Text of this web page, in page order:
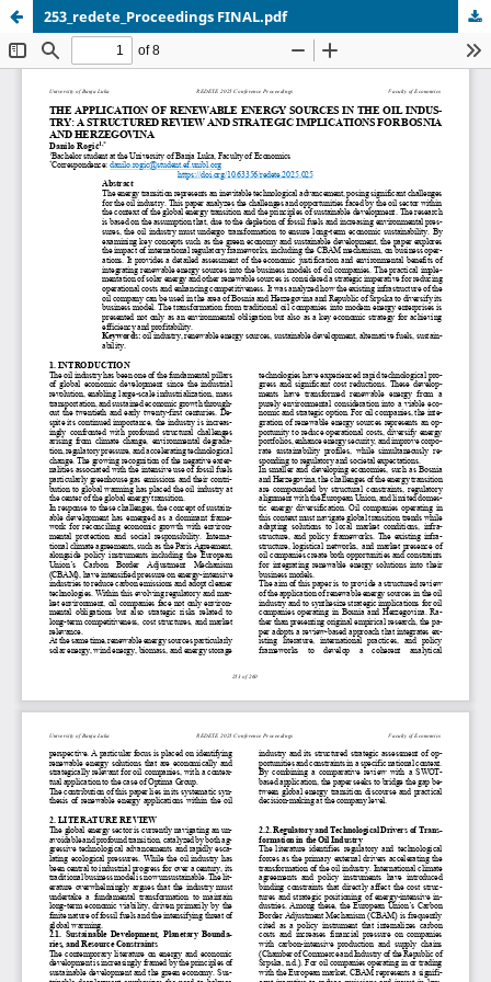
253_redete_Proceedings FINAL.pdf